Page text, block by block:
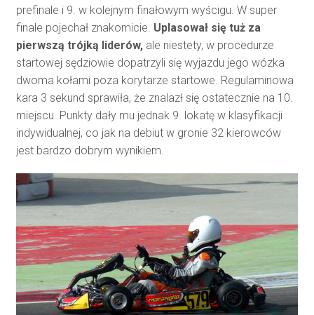
prefinale i 9. w kolejnym finałowym wyścigu. W super
finale pojechał znakomicie. Uplasował się tuż za
pierwszą trójką liderów, ale niestety, w procedurze
startowej sędziowie dopatrzyli się wyjazdu jego wózka
dwoma kołami poza korytarze startowe. Regulaminowa
kara 3 sekund sprawiła, że znalazł się ostatecznie na 10.
miejscu. Punkty dały mu jednak 9. lokatę w klasyfikacji
indywidualnej, co jak na debiut w gronie 32 kierowców
jest bardzo dobrym wynikiem.